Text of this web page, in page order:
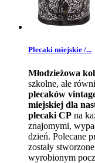
Plecaki miejskie /...
Młodzieżowa
szkolne, ale
plecaków
miejskiej dla
plecaki CP na
znajomymi,
dzień. Polecane
zostały
wyrobionym